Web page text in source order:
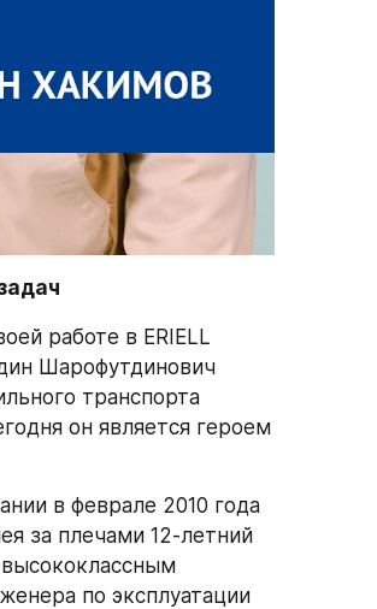
работе в ERIELL
Шарофутдинович
транспорта
он является героем
в феврале 2010 года
за плечами 12-летний
по эксплуатации